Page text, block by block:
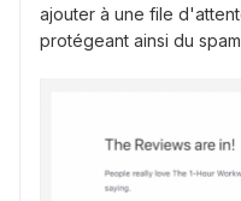
ajouter à une file
protégeant ainsi du